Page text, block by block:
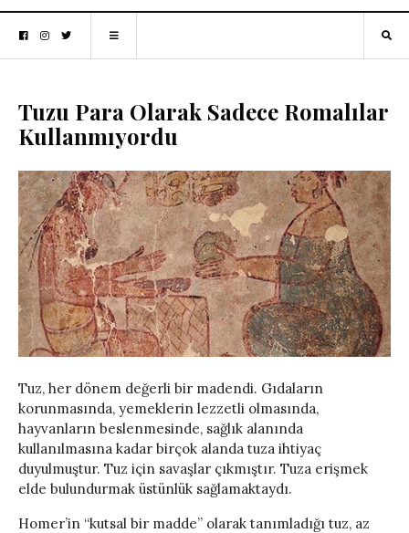
Tuzu Para Olarak Sadece Romalılar
Kullanmıyordu
Tuz, her dönem değerli bir madendi. Gıdaların
korunmasında, yemeklerin lezzetli olmasında,
hayvanların beslenmesinde, sağlık alanında
kullanılmasına kadar birçok alanda tuza ihtiyaç
duyulmuştur. Tuz için savaşlar çıkmıştır. Tuza erişmek
elde bulundurmak üstünlük sağlamaktaydı.
Homer’in “kutsal bir madde” olarak tanımladığı tuz, az